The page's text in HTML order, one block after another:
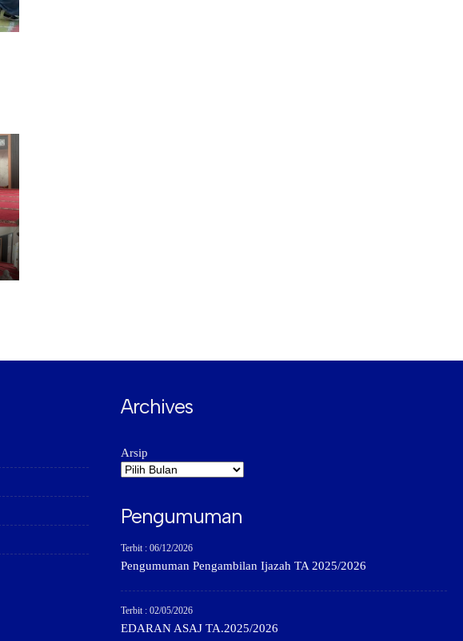
Archives
Arsip
Pengumuman
Terbit : 06/12/2026
Pengumuman Pengambilan Ijazah TA 2025/2026
Terbit : 02/05/2026
EDARAN ASAJ TA.2025/2026